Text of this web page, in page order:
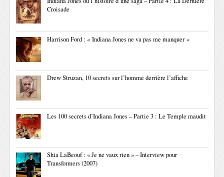
Croisade
Harrison Ford : « Indiana Jones ne va pas me manquer »
Drew Struzan, 10 secrets sur l’homme derrière l’affiche
Les 100 secrets d’Indiana Jones – Partie 3 : Le Temple maudit
Shia LaBeouf : « Je ne vaux rien » – Interview pour
Transformers (2007)